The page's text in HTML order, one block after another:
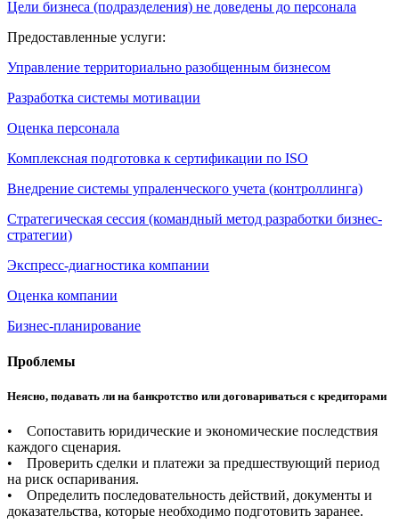
Цели бизнеса (подразделения) не доведены до персонала
Предоставленные услуги:
Управление территориально разобщенным бизнесом
Разработка системы мотивации
Оценка персонала
Комплексная подготовка к сертификации по ISO
Внедрение системы упраленческого учета (контроллинга)
Стратегическая сессия (командный метод разработки бизнес-
стратегии)
Экспресс-диагностика компании
Оценка компании
Бизнес-планирование
Проблемы
Неясно, подавать ли на банкротство или договариваться с кредиторами
• Сопоставить юридические и экономические последствия
каждого сценария.
• Проверить сделки и платежи за предшествующий период
на риск оспаривания.
• Определить последовательность действий, документы и
доказательства, которые необходимо подготовить заранее.